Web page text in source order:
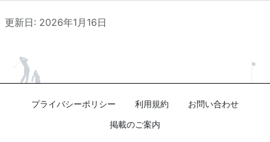
更新日: 2026年1月16日
プライバシーポリシー 利用規約
お問い合わせ
掲載のご案内